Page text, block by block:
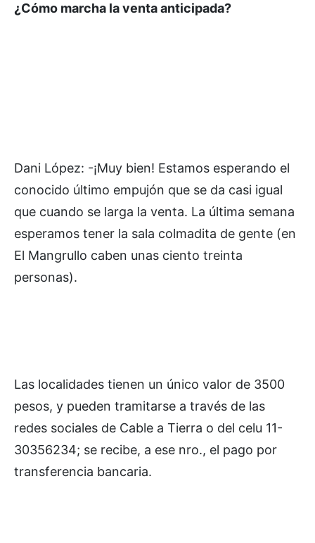
¿Cómo marcha la venta anticipada?
Dani López: -¡Muy bien! Estamos esperando el
conocido último empujón que se da casi igual
que cuando se larga la venta. La última semana
esperamos tener la sala colmadita de gente (en
El Mangrullo caben unas ciento treinta
personas).
Las localidades tienen un único valor de 3500
pesos, y pueden tramitarse a través de las
redes sociales de Cable a Tierra o del celu 11-
30356234; se recibe, a ese nro., el pago por
transferencia bancaria.